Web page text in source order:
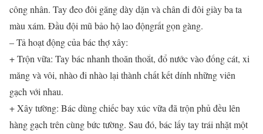
công nhân. Tay đeo đôi găng dày dặn và chân đi đôi giày ba ta
màu xám. Đầu đội mũ bảo hộ lao độngrất gọn gàng.
– Tả hoạt động của bác thợ xây:
+ Trộn vữa: Tay bác nhanh thoăn thoắt, đổ nước vào đống cát, xi
măng và vôi, nhào đi nhào lại thành chất kết dính những viên
gạch với nhau.
+ Xây tường: Bác dùng chiếc bay xúc vữa đã trộn phủ đều lên
hàng gạch trên cùng bức tường. Sau đó, bác lấy tay trái nhặt một